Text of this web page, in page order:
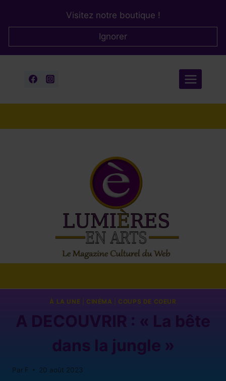
Visitez notre boutique !
Ignorer
À LA UNE CINÉMA COUPS DE COEUR
dans la jungle »
Par F 20 août 2023